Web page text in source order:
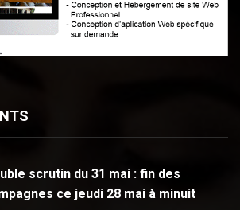
scrutin du 31 mai : fin des
ce jeudi 28 mai à minuit